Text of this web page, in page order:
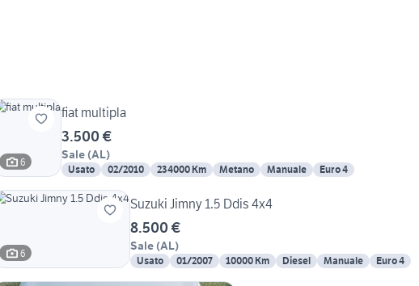
6
fiat multipla
3.500 €
Sale (AL)
Usato 02/2010 234000 Km Metano Manuale Euro 4
6
Suzuki Jimny 1.5 Ddis 4x4
8.500 €
Sale (AL)
Usato 01/2007 10000 Km Diesel Manuale Euro 4